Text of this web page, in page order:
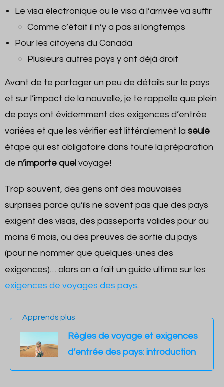
Le visa électronique ou le visa à l’arrivée va suffir
Comme c’était il n’y a pas si longtemps
Pour les citoyens du Canada
Plusieurs autres pays y ont déjà droit
Avant de te partager un peu de détails sur le pays
et sur l’impact de la nouvelle, je te rappelle que plein
de pays ont évidemment des exigences d’entrée
variées et que les vérifier est littéralement la seule
étape qui est obligatoire dans toute la préparation
de n’importe quel voyage!
Trop souvent, des gens ont des mauvaises
surprises parce qu’ils ne savent pas que des pays
exigent des visas, des passeports valides pour au
moins 6 mois, ou des preuves de sortie du pays
(pour ne nommer que quelques-unes des
exigences)… alors on a fait un guide ultime sur les
exigences de voyages des pays.
Apprends plus
Règles de voyage et exigences
d’entrée des pays: introduction